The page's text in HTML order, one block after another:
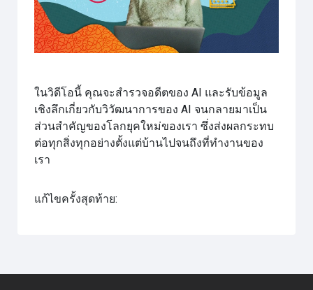
ในวิดีโอนี้ คุณจะสำรวจอดีตของ AI และรับข้อมูล
เชิงลึกเกี่ยวกับวิวัฒนาการของ AI จนกลายมาเป็น
ส่วนสำคัญของโลกยุคใหม่ของเรา ซึ่งส่งผลกระทบ
ต่อทุกสิ่งทุกอย่างตั้งแต่บ้านไปจนถึงที่ทำงานของ
เรา
แก้ไขครั้งสุดท้าย: